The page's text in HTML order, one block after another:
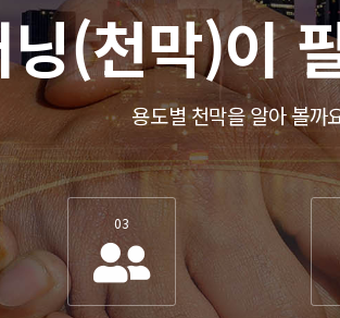
(천막)이
용도별 천막을 알아 볼까
03